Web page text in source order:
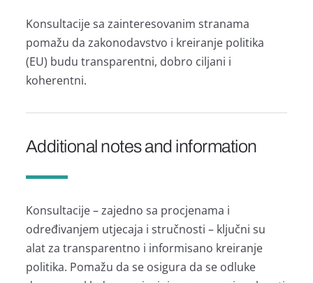
Konsultacije sa zainteresovanim stranama
pomažu da zakonodavstvo i kreiranje politika
(EU) budu transparentni, dobro ciljani i
koherentni.
Additional notes and information
Konsultacije – zajedno sa procjenama i
određivanjem utjecaja i stručnosti – ključni su
alat za transparentno i informisano kreiranje
politika. Pomažu da se osigura da se odluke